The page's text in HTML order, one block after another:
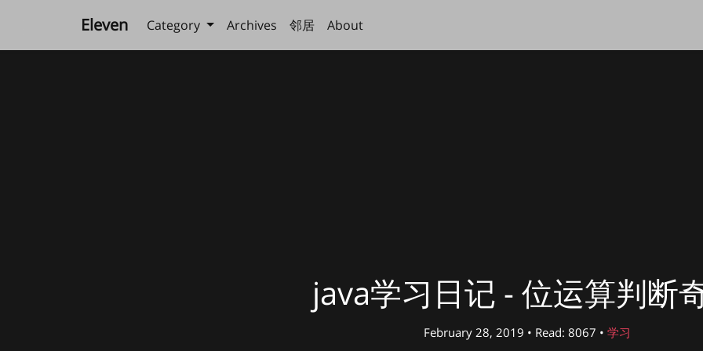
Eleven Category Archives 邻居 About
java学习日记 - 位运算判断
February 28, 2019 • Read: 8067 • 学习